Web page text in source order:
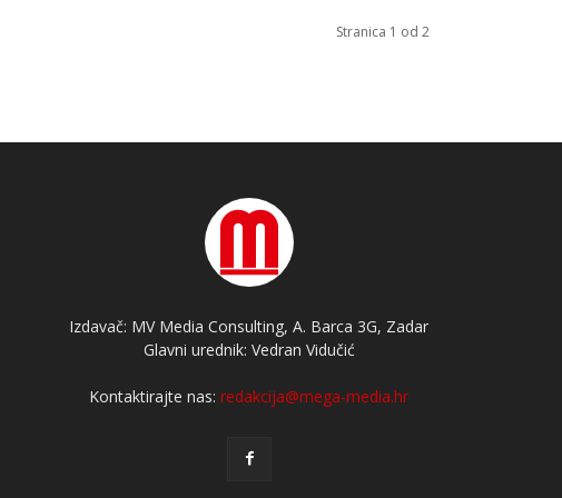
Stranica 1 od 2
Izdavač: MV Media Consulting, A. Barca 3G, Zadar
Glavni urednik: Vedran Vidučić
Kontaktirajte nas:redakcija@mega-media.hr